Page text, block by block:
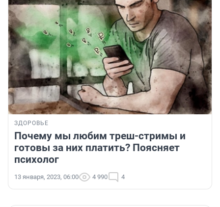
ЗДОРОВЬЕ
Почему мы любим треш-стримы и
готовы за них платить? Поясняет
психолог
13 января, 2023, 06:00 4 990 4